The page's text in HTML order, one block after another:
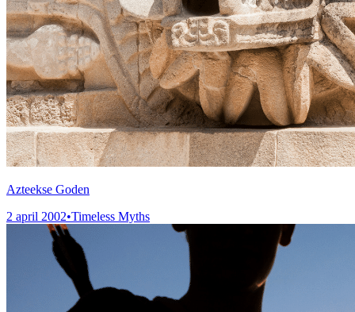
Azteekse Goden
2 april 2002•Timeless Myths